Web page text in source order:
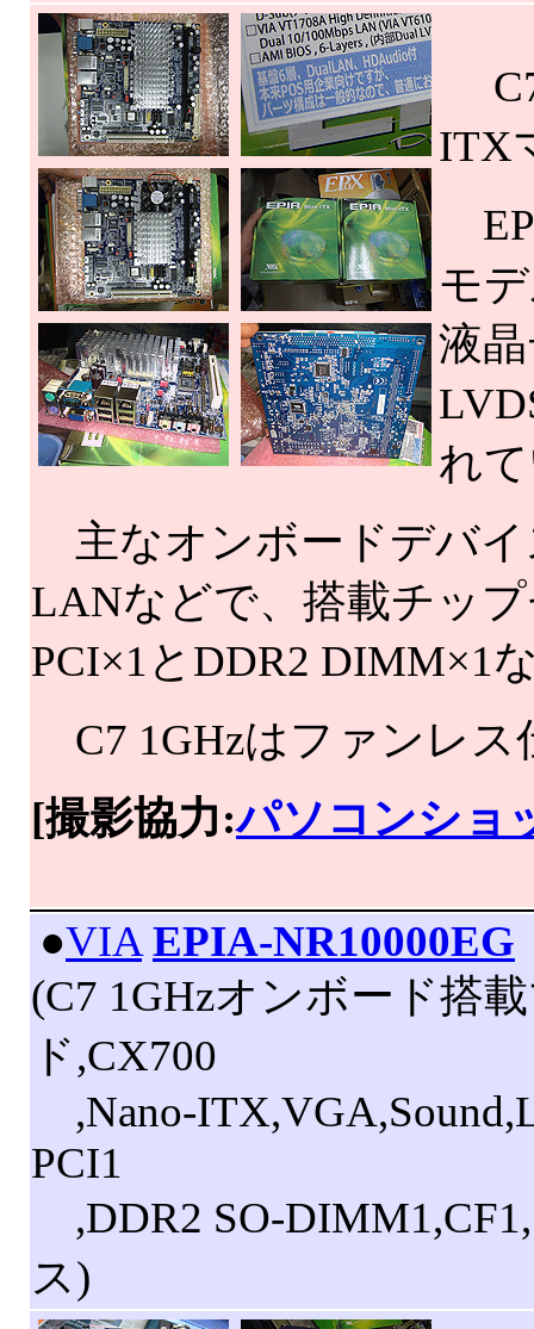
C7
ITX
モ
液
れ
主なオンボードデバ
LANなどで、搭載チッ
PCI×1とDDR2 DIMM×1
C7 1GHzはファンレス
[撮影協力:パソコンショ
●VIA EPIA-NR10000EG
(C7 1GHzオンボード搭
ド,CX700
,Nano-
PCI1
,DDR2 SO-
ス)